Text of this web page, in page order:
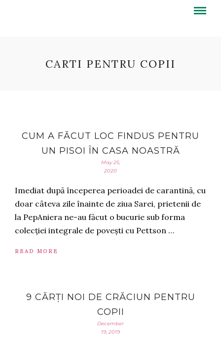
CARTI PENTRU COPII
CUM A FĂCUT LOC FINDUS PENTRU
UN PISOI ÎN CASA NOASTRĂ
May 25,
2020
Imediat după începerea perioadei de carantină, cu
doar câteva zile înainte de ziua Sarei, prietenii de
la PepAniera ne-au făcut o bucurie sub forma
colecției integrale de povești cu Pettson …
READ MORE
9 CĂRȚI NOI DE CRĂCIUN PENTRU
COPII
December
19, 2019